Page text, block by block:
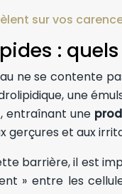
sur vos
:
ne se contente
une
entraînant une
gerçures et aux
barrière, il est
» entre les